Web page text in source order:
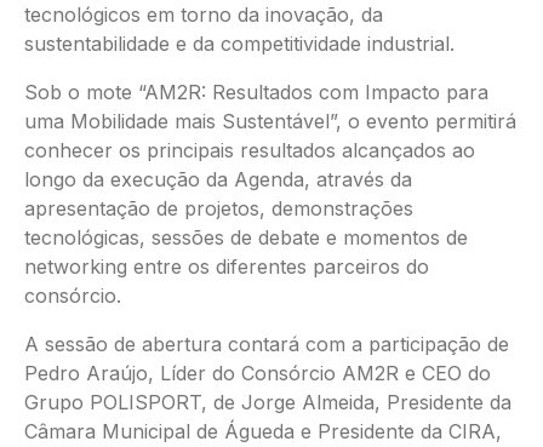
tecnológicos em torno da inovação, da
sustentabilidade e da competitividade industrial.
Sob o mote “AM2R: Resultados com Impacto para
uma Mobilidade mais Sustentável”, o evento permitirá
conhecer os principais resultados alcançados ao
longo da execução da Agenda, através da
apresentação de projetos, demonstrações
tecnológicas, sessões de debate e momentos de
networking entre os diferentes parceiros do
consórcio.
A sessão de abertura contará com a participação de
Pedro Araújo, Líder do Consórcio AM2R e CEO do
Grupo POLISPORT, de Jorge Almeida, Presidente da
Câmara Municipal de Águeda e Presidente da CIRA,